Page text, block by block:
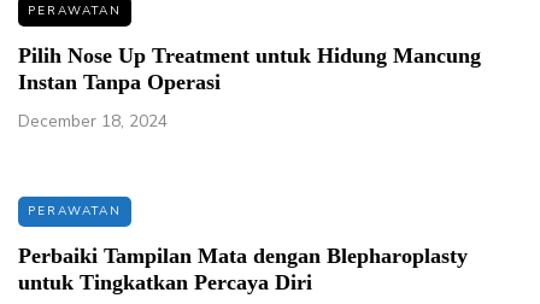
PERAWATAN
Pilih Nose Up Treatment untuk Hidung Mancung
Instan Tanpa Operasi
December 18, 2024
PERAWATAN
Perbaiki Tampilan Mata dengan Blepharoplasty
untuk Tingkatkan Percaya Diri